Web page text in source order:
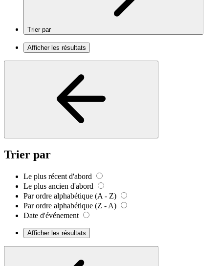
Trier par
Afficher les résultats
Trier par
Le plus récent d'abord
Le plus ancien d'abord
Par ordre alphabétique (A - Z)
Par ordre alphabétique (Z - A)
Date d'événement
Afficher les résultats